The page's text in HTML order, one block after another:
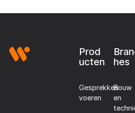
Prod
ucten
Gesprekken
voeren
hes
Bouw
en